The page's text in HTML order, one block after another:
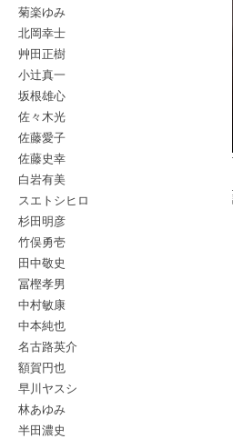
菊楽ゆみ
北岡幸士
艸田正樹
小辻真一
坂根雄心
佐々木光
佐藤愛子
佐藤史幸
白岩有美
スエトシヒロ
杉田明彦
竹俣勇壱
田中敬史
冨樫孝男
中村敏康
中本純也
名古路英介
額賀円也
早川ヤスシ
林あゆみ
半田濃史